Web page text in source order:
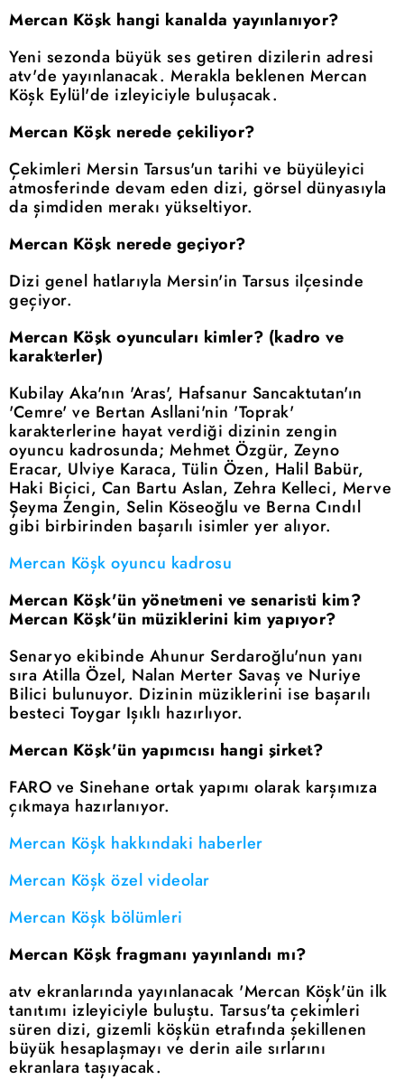
Mercan Köşk hangi kanalda yayınlanıyor?
Yeni sezonda büyük ses getiren dizilerin adresi
atv'de yayınlanacak. Merakla beklenen Mercan
Köşk Eylül'de izleyiciyle buluşacak.
Mercan Köşk nerede çekiliyor?
Çekimleri Mersin Tarsus'un tarihi ve büyüleyici
atmosferinde devam eden dizi, görsel dünyasıyla
da şimdiden merakı yükseltiyor.
Mercan Köşk nerede geçiyor?
Dizi genel hatlarıyla Mersin'in Tarsus ilçesinde
geçiyor.
Mercan Köşk oyuncuları kimler? (kadro ve
karakterler)
Kubilay Aka'nın 'Aras', Hafsanur Sancaktutan'ın
'Cemre' ve Bertan Asllani'nin 'Toprak'
karakterlerine hayat verdiği dizinin zengin
oyuncu kadrosunda; Mehmet Özgür, Zeyno
Eracar, Ulviye Karaca, Tülin Özen, Halil Babür,
Haki Biçici, Can Bartu Aslan, Zehra Kelleci, Merve
Şeyma Zengin, Selin Köseoğlu ve Berna Cındıl
gibi birbirinden başarılı isimler yer alıyor.
Mercan Köşk oyuncu kadrosu
Mercan Köşk'ün yönetmeni ve senaristi kim?
Mercan Köşk'ün müziklerini kim yapıyor?
Senaryo ekibinde Ahunur Serdaroğlu'nun yanı
sıra Atilla Özel, Nalan Merter Savaş ve Nuriye
Bilici bulunuyor. Dizinin müziklerini ise başarılı
besteci Toygar Işıklı hazırlıyor.
Mercan Köşk'ün yapımcısı hangi şirket?
FARO ve Sinehane ortak yapımı olarak karşımıza
çıkmaya hazırlanıyor.
Mercan Köşk hakkındaki haberler
Mercan Köşk özel videolar
Mercan Köşk bölümleri
Mercan Köşk fragmanı yayınlandı mı?
atv ekranlarında yayınlanacak 'Mercan Köşk'ün ilk
tanıtımı izleyiciyle buluştu. Tarsus'ta çekimleri
süren dizi, gizemli köşkün etrafında şekillenen
büyük hesaplaşmayı ve derin aile sırlarını
ekranlara taşıyacak.